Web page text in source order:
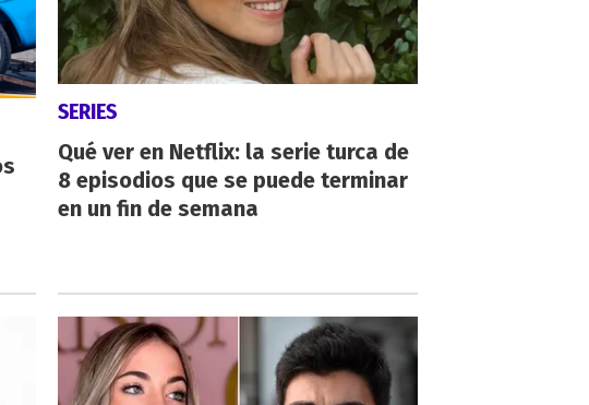
SERIES
Qué ver en Netflix: la serie turca de
8 episodios que se puede terminar
en un fin de semana